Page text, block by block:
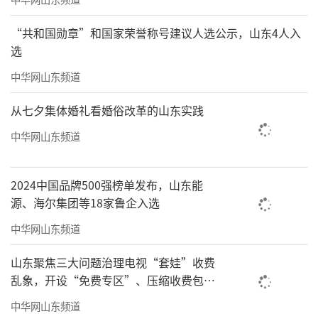
“共和国勋章”和国家荣誉称号建议人选公示，山东4人入
选
中华网山东频道
从七夕集体婚礼看婚俗改革的山东实践
中华网山东频道
2024中国品牌500强榜单发布，山东能
源、海尔集团等18家鲁企入选
中华网山东频道
山东聚焦三大问题治理电视“套娃”收费
乱象，开设“免费专区”、压缩收费包比
例70%以上
中华网山东频道